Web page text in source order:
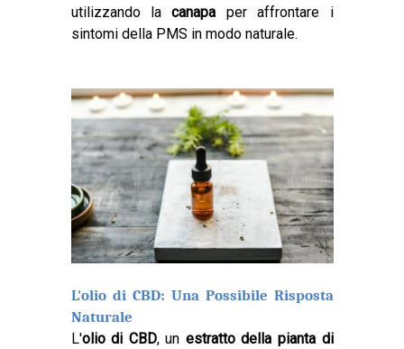
utilizzando lacanapa per affrontare i
sintomi della PMS in modo naturale.
L'olio di CBD: Una Possibile Risposta
Naturale
L'olio di CBD, un estratto della pianta di